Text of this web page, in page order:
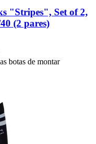
"Stripes", Set of 2,
(2 pares)
botas de montar